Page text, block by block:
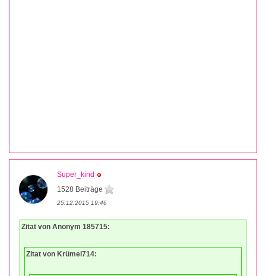
Super_kind
1528 Beiträge
25.12.2015 19:46
Zitat von Anonym 185715:
Zitat von Krümel714: